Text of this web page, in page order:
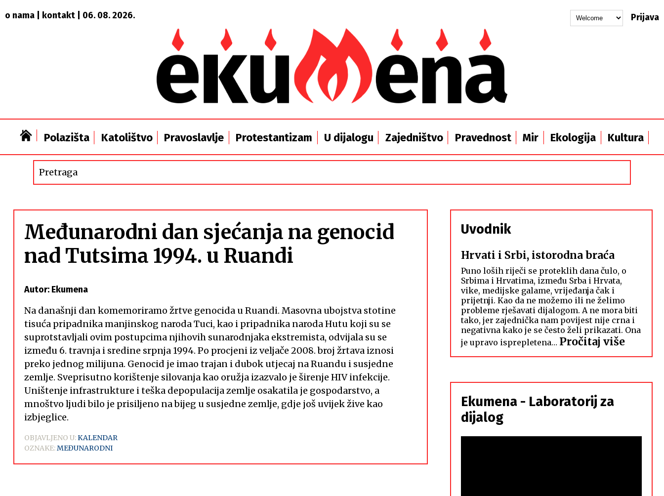
o nama kontakt | 06. 08. 2026. Prijava
Polazišta Katolištvo Pravoslavlje Protestantizam U dijalogu Zajedništvo Pravednost Mir Ekologija Kultura
Međunarodni dan sjećanja na genocid
nad Tutsima 1994. u Ruandi
Autor: Ekumena
Na današnji dan komemoriramo žrtve genocida u Ruandi. Masovna ubojstva stotine
tisuća pripadnika manjinskog naroda Tuci, kao i pripadnika naroda Hutu koji su se
suprotstavljali ovim postupcima njihovih sunarodnjaka ekstremista, odvijala su se
između 6. travnja i sredine srpnja 1994. Po procjeni iz veljače 2008. broj žrtava iznosi
preko jednog milijuna. Genocid je imao trajan i dubok utjecaj na Ruandu i susjedne
zemlje. Sveprisutno korištenje silovanja kao oružja izazvalo je širenje HIV infekcije.
Uništenje infrastrukture i teška depopulacija zemlje osakatila je gospodarstvo, a
mnoštvo ljudi bilo je prisiljeno na bijeg u susjedne zemlje, gdje još uvijek žive kao
izbjeglice.
OBJAVLJENO U:KALENDAR
OZNAKE:MEĐUNARODNI
Uvodnik
Hrvati i Srbi, istorodna braća
Puno loših riječi se proteklih dana čulo, o
Srbima i Hrvatima, između Srba i Hrvata,
vike, medijske galame, vrijeđanja čak i
prijetnji. Kao da ne možemo ili ne želimo
probleme rješavati dijalogom. A ne mora biti
tako, jer zajednička nam povijest nije crna i
negativna kako je se često želi prikazati. Ona
je upravo isprepletena… Pročitaj više:
Hrvati
Srbi,
Ekumena - Laboratorij za
dijalog